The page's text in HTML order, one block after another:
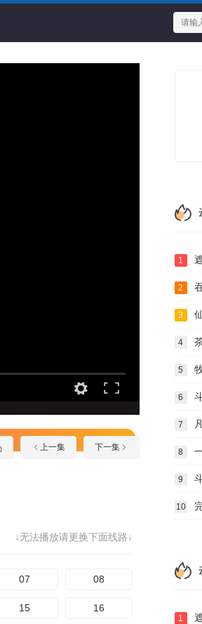
上一集 下一集
↓无法播放请更换下面线路↓
07 08
15 16
1
2
3
4
5
6
7
8
9
10
1